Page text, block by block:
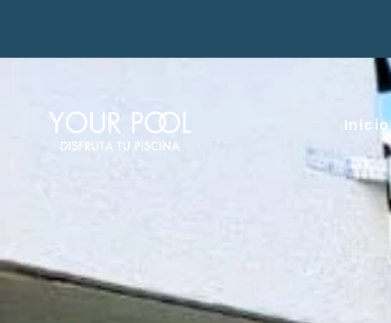
Inicio